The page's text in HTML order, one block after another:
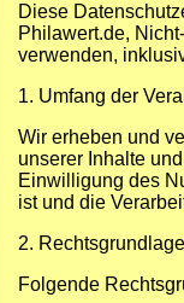
Diese
Philawert.de,
verwenden,
1. Umfang der
Wir erheben und
unserer Inhalte
Einwilligung des
ist und die
2.
Folgende